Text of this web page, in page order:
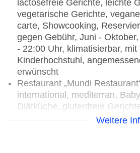
lactosefreie Gerichte, leichte
vegetarische Gerichte,
carte, Showcooking,
gegen Gebühr, Juni -
- 22:00 Uhr, klimatisierbar, mit
Kinderhochstuhl,
erwünscht
Restaurant „Mundi
international, mediterran,
Diätküche, glutenfreie
lactosefreie Gerichte, leichte
Weitere